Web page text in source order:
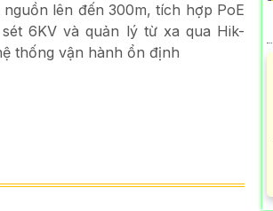
lên đến 300m, tích hợp PoE
6KV và quản lý từ xa qua Hik-
thống vận hành ổn định